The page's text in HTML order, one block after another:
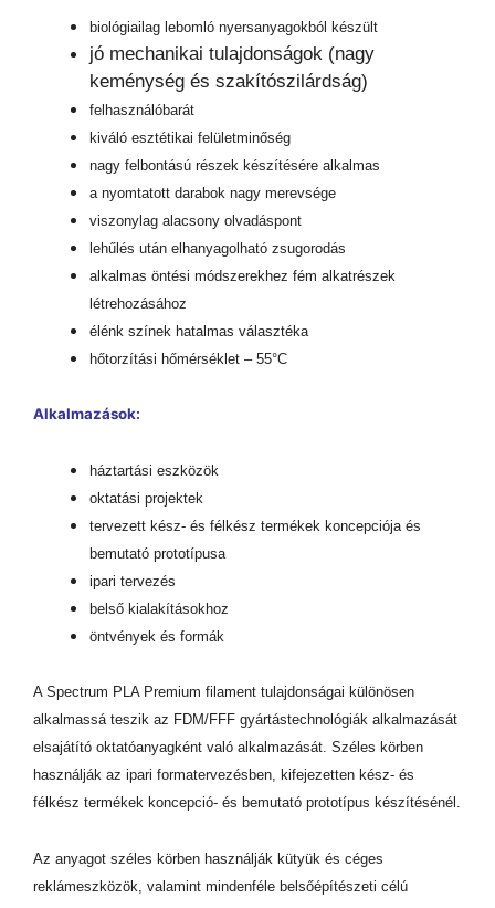
biológiailag lebomló nyersanyagokból készült
jó mechanikai tulajdonságok (nagy
keménység és szakítószilárdság)
felhasználóbarát
kiváló esztétikai felületminőség
nagy felbontású részek készítésére alkalmas
a nyomtatott darabok nagy merevsége
viszonylag alacsony olvadáspont
lehűlés után elhanyagolható zsugorodás
alkalmas öntési módszerekhez fém alkatrészek
létrehozásához
élénk színek hatalmas választéka
hőtorzítási hőmérséklet – 55°C
Alkalmazások:
háztartási eszközök
oktatási projektek
tervezett kész- és félkész termékek koncepciója és
bemutató prototípusa
ipari tervezés
belső kialakításokhoz
öntvények és formák
A Spectrum PLA Premium filament tulajdonságai különösen
alkalmassá teszik az FDM/FFF gyártástechnológiák alkalmazását
elsajátító oktatóanyagként való alkalmazását. Széles körben
használják az ipari formatervezésben, kifejezetten kész- és
félkész termékek koncepció- és bemutató prototípus készítésénél.
Az anyagot széles körben használják kütyük és céges
reklámeszközök, valamint mindenféle belsőépítészeti célú